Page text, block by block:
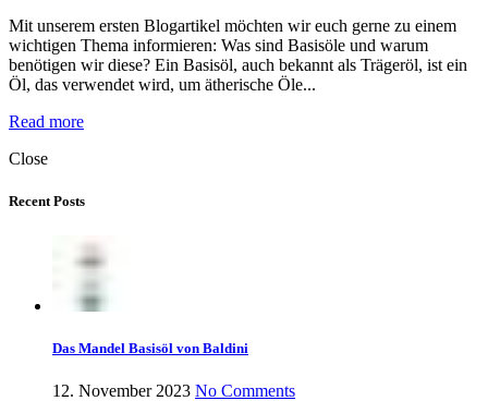
Mit unserem ersten Blogartikel möchten wir euch gerne zu einem
wichtigen Thema informieren: Was sind Basisöle und warum
benötigen wir diese? Ein Basisöl, auch bekannt als Trägeröl, ist ein
Öl, das verwendet wird, um ätherische Öle...
Read more
Close
Recent Posts
Das Mandel Basisöl von Baldini
12. November 2023 No Comments